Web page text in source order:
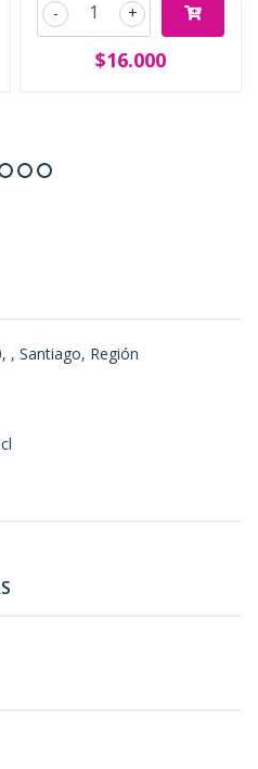
+
-
$16.000
, Santiago, Región